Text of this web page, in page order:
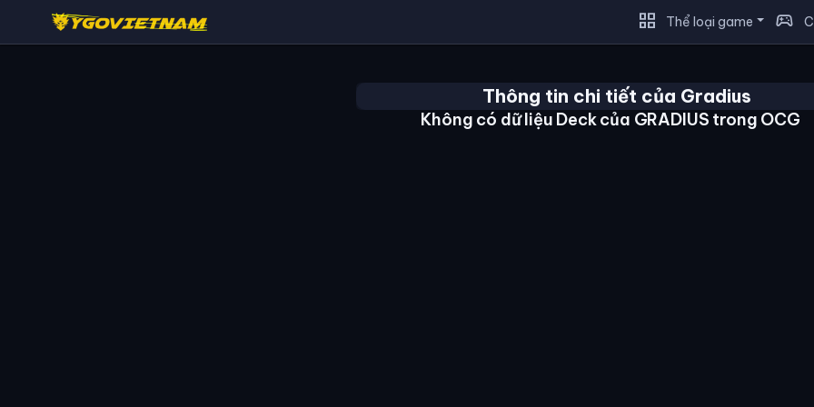
grid_view Thể loại game sports_esports
Thông tin chi tiết của Gradius
Không có dữ liệu Deck của GRADIUS trong OCG